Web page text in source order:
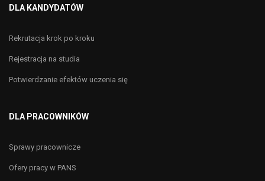
DLA KANDYDATÓW
Rekrutacja krok po kroku
Rejestracja na studia
Potwierdzanie efektów uczenia się
DLA PRACOWNIKÓW
Sprawy pracownicze
Ofery pracy w PANS